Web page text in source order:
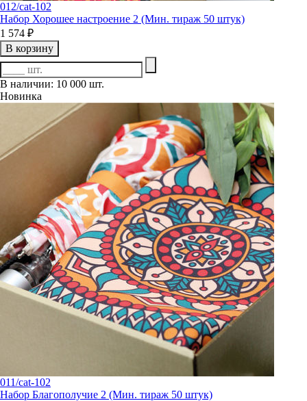
012/cat-102
Набор Хорошее настроение 2 (Мин. тираж 50 штук)
1 574 ₽
В корзину
В наличии: 10 000 шт.
Новинка
011/cat-102
Набор Благополучие 2 (Мин. тираж 50 штук)